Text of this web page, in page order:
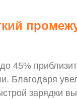
45%
Благодаря
зарядки